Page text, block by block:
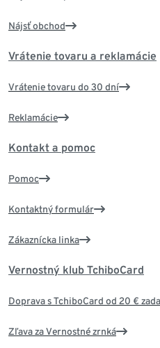
Nájsť obchod
Vrátenie tovaru a reklamácie
Vrátenie tovaru do 30 dní
Reklamácie
Kontakt a pomoc
Pomoc
Kontaktný formulár
Zákaznícka linka
Vernostný klub TchiboCard
Doprava s TchiboCard od 20 €
Zľava za Vernostné zrnká